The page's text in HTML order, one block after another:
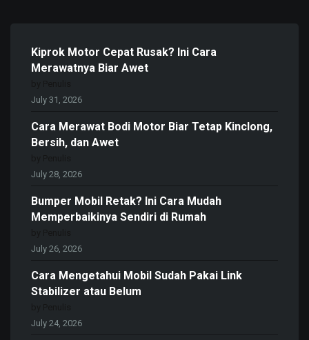
Kiprok Motor Cepat Rusak? Ini Cara
Merawatnya Biar Awet
July 31, 2026
Cara Merawat Bodi Motor Biar Tetap Kinclong,
Bersih, dan Awet
July 28, 2026
Bumper Mobil Retak? Ini Cara Mudah
Memperbaikinya Sendiri di Rumah
July 26, 2026
Cara Mengetahui Mobil Sudah Pakai Link
Stabilizer atau Belum
July 24, 2026